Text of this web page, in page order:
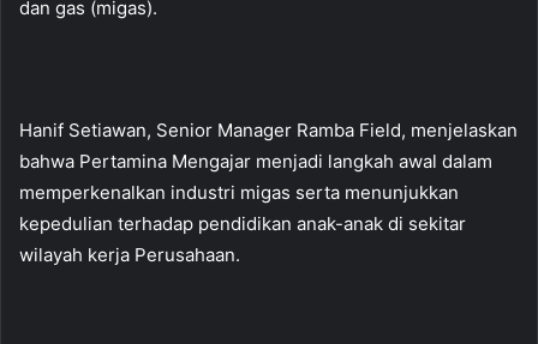
dan gas (migas).
Hanif Setiawan, Senior Manager Ramba Field, menjelaskan
bahwa Pertamina Mengajar menjadi langkah awal dalam
memperkenalkan industri migas serta menunjukkan
kepedulian terhadap pendidikan anak-anak di sekitar
wilayah kerja Perusahaan.